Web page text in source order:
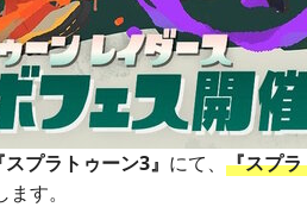
スプラトゥーン3』 にて、 『スプ
す。